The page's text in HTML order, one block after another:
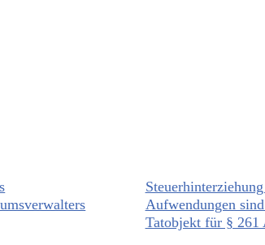
Aufwendungen
Tatobjekt für § 261